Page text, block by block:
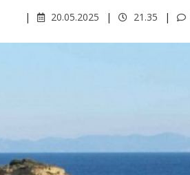
21.35
20.05.2025